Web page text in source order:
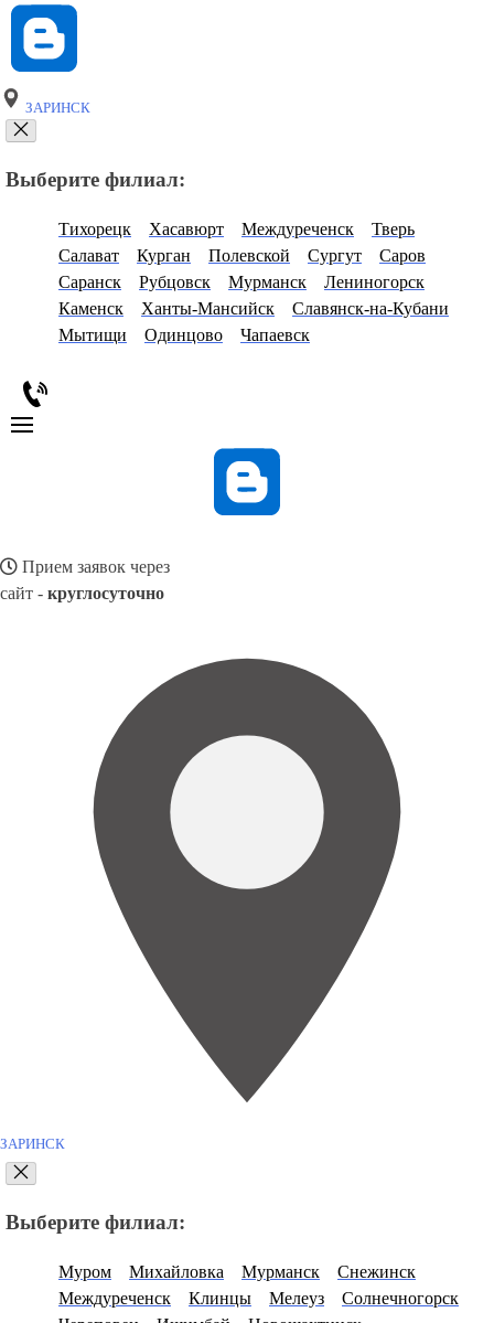
ЗАРИНСК
Выберите филиал:
Тихорецк Хасавюрт Междуреченск
Тверь
Салават
Курган Полевской Сургут
Саров
Саранск
Рубцовск Мурманск
Лениногорск
Каменск
Ханты-Мансийск
Славянск-на-Кубани
Мытищи
Одинцово Чапаевск
Прием заявок через
сайт - круглосуточно
ЗАРИНСК
Выберите филиал:
Муром Михайловка Мурманск
Снежинск
Междуреченск
Клинцы Мелеуз
Солнечногорск